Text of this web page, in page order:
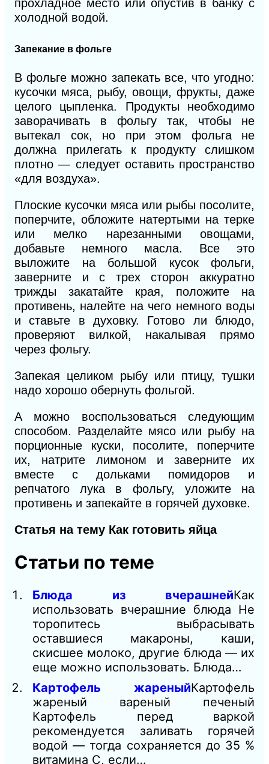
прохладное место или опустив в банку с
холодной водой.
Запекание в фольге
В фольге можно запекать все, что угодно:
кусочки мяса, рыбу, овощи, фрукты, даже
целого цыпленка. Продукты необходимо
заворачивать в фольгу так, чтобы не
вытекал сок, но при этом фольга не
должна прилегать к продукту слишком
плотно — следует оставить пространство
«для воздуха».
Плоские кусочки мяса или рыбы посолите,
поперчите, обложите натертыми на терке
или мелко нарезанными овощами,
добавьте немного масла. Все это
выложите на большой кусок фольги,
заверните и с трех сторон аккуратно
трижды закатайте края, положите на
противень, налейте на чего немного воды
и ставьте в духовку. Готово ли блюдо,
проверяют вилкой, накалывая прямо
через фольгу.
Запекая целиком рыбу или птицу, тушки
надо хорошо обернуть фольгой.
А можно воспользоваться следующим
способом. Разделайте мясо или рыбу на
порционные куски, посолите, поперчите
их, натрите лимоном и заверните их
вместе с дольками помидоров и
репчатого лука в фольгу, уложите на
противень и запекайте в горячей духовке.
Статья на тему Как готовить яйца
Статьи по теме
Блюда из вчерашнейКак
использовать вчерашние блюда Не
торопитесь выбрасывать
оставшиеся макароны, каши,
скисшее молоко, другие блюда — их
еще можно использовать. Блюда…
Картофель жареныйКартофель
жареный вареный печеный
Картофель перед варкой
рекомендуется заливать горячей
водой — тогда сохраняется до 35 %
витамина С, если…